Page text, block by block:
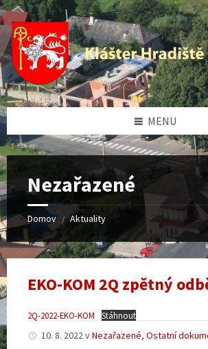
Preskočiť
na
obsah
Přeskočit
levý
panel
Preskočiť
na
pravý
panel
Přeskočit
na
patičku
MENU
Nezařazené
Domov / Aktuality
EKO-KOM 2Q zpětný
2Q-2022-EKO-KOM Stáhnout
10. 8. 2022vNezařazené, Ostatní